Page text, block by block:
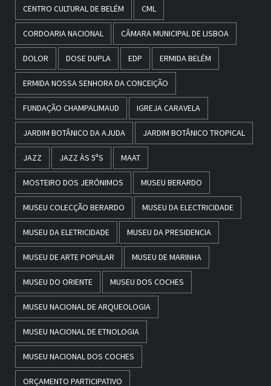
CENTRO CULTURAL DE BELÉM CML
CORDOARIA NACIONAL CÂMARA MUNICIPAL DE LISBOA
DOLOR DOSE DUPLA EDP ERMIDA BELÉM
ERMIDA NOSSA SENHORA DA CONCEIÇÃO
FUNDAÇÃO CHAMPALIMAUD IGREJA CARAVELA
JARDIM BOTÂNICO DA AJUDA JARDIM BOTÂNICO TROPICAL
JAZZ JAZZ ÀS 5ªS MAAT
MOSTEIRO DOS JERÓNIMOS MUSEU BERARDO
MUSEU COLECÇÃO BERARDO MUSEU DA ELECTRICIDADE
MUSEU DA ELETRICIDADE MUSEU DA PRESIDENCIA
MUSEU DE ARTE POPULAR MUSEU DE MARINHA
MUSEU DO ORIENTE MUSEU DOS COCHES
MUSEU NACIONAL DE ARQUEOLOGIA
MUSEU NACIONAL DE ETNOLOGIA
MUSEU NACIONAL DOS COCHES
ORÇAMENTO PARTICIPATIVO